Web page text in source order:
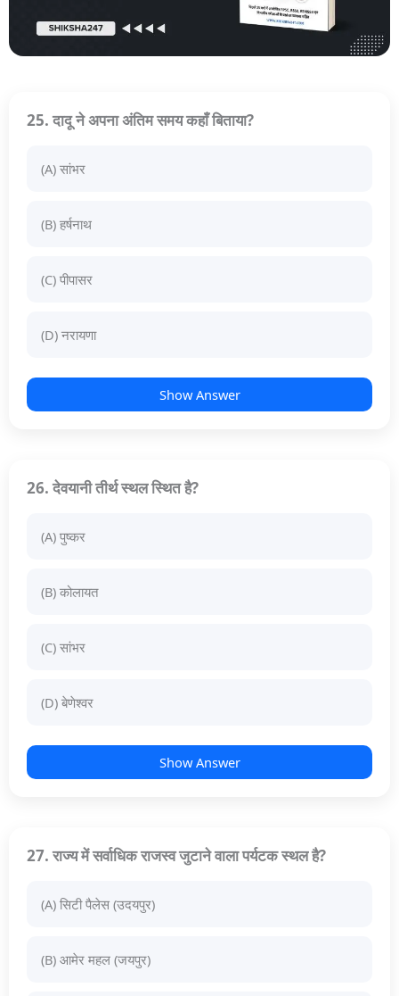
25. दादू ने अपना अंतिम समय कहाँ बिताया?
(A) सांभर
(B) हर्षनाथ
(C) पीपासर
(D) नरायणा
Show Answer
26. देवयानी तीर्थ स्थल स्थित है?
(A) पुष्कर
(B) कोलायत
(C) सांभर
(D) बेणेश्वर
Show Answer
27. राज्य में सर्वाधिक राजस्व जुटाने वाला पर्यटक स्थल है?
(A) सिटी पैलेस (उदयपुर)
(B) आमेर महल (जयपुर)